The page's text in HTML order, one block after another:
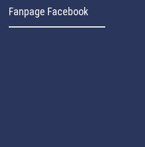
Fanpage Facebook